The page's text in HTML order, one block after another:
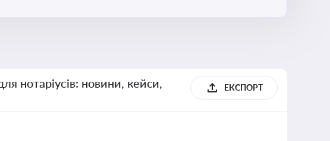
нотаріусів: новини, кейси,
ЕКСПОРТ